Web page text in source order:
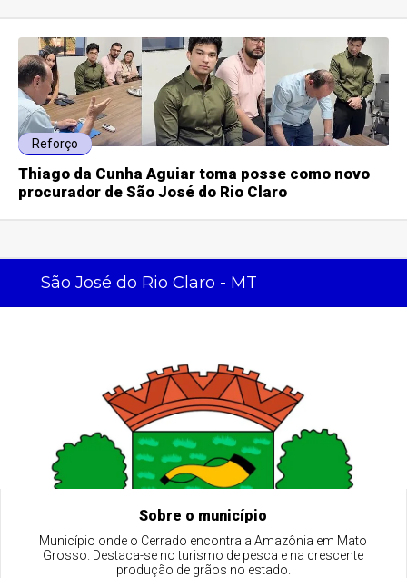
Reforço
Thiago da Cunha Aguiar toma posse como novo
procurador de São José do Rio Claro
São José do Rio Claro - MT
Sobre o município
Município onde o Cerrado encontra a Amazônia em Mato
Grosso. Destaca-se no turismo de pesca e na crescente
produção de grãos no estado.